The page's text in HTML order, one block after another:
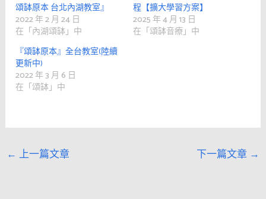
頌缽原本 台北內湖教室』
2022 年 2 月 24 日
在「內湖頌缽」中
程【擴大學習方案】
2025 年 4 月 13 日
在「頌缽音療」中
『頌缽原本』全台教室(陸續
更新中)
2022 年 3 月 6 日
在「頌缽」中
← 上一篇文章 下一篇文章 →